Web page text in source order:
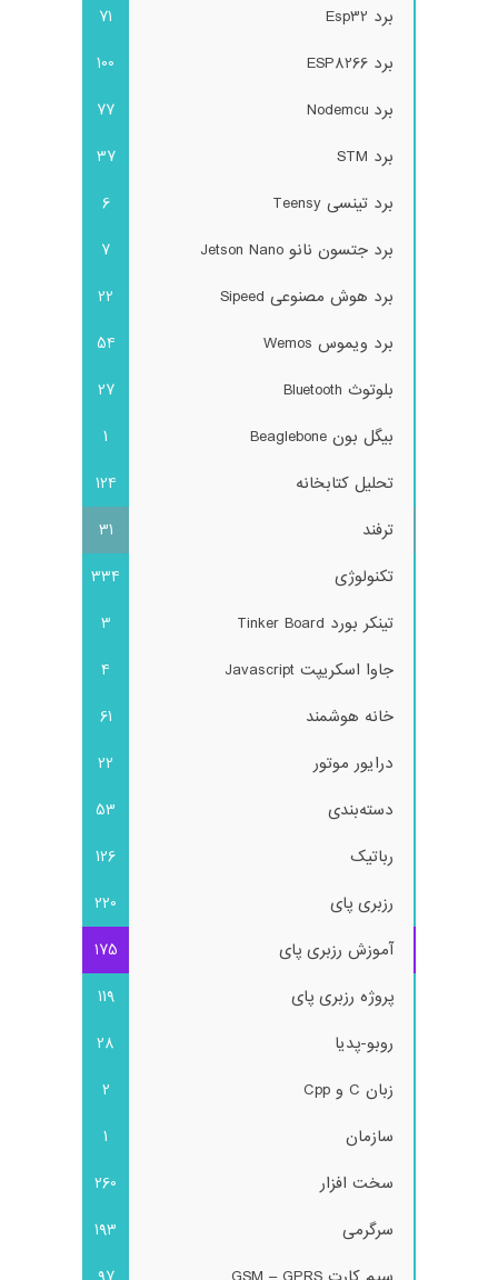
برد Esp32
71
برد ESP8266
100
برد Nodemcu
77
برد STM
37
برد تینسی Teensy
6
برد جتسون نانو Jetson Nano
7
برد هوش مصنوعی Sipeed
22
برد ویموس Wemos
54
بلوتوث Bluetooth
27
بیگل بون Beaglebone
1
تحلیل کتابخانه
124
ترفند
31
تکنولوژی
334
تینکر بورد Tinker Board
3
جاوا اسکریپت Javascript
4
خانه هوشمند
61
درایور موتور
22
دسته‌بندی
53
رباتیک
126
رزبری پای
220
آموزش رزبری پای
175
پروژه رزبری پای
119
روبو-پدیا
28
زبان C و Cpp
2
سازمان
1
سخت افزار
260
سرگرمی
193